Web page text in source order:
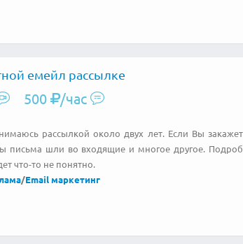
емейл рассылке
500 /час
рассылкой около двух лет. Если Вы
письма шли во входящие и многое другое.
что-то не понятно.
/Email маркетинг